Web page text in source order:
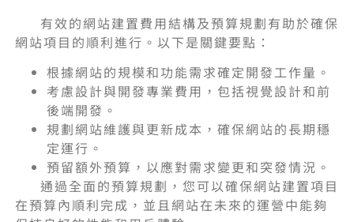
有效的網站建置費用結構及預算規劃有助於確保
網站項目的順利進行。以下是關鍵要點：
根據網站的規模和功能需求確定開發工作量。
考慮設計與開發專業費用，包括視覺設計和前
後端開發。
規劃網站維護與更新成本，確保網站的長期穩
定運行。
預留額外預算，以應對需求變更和突發情況。
通過全面的預算規劃，您可以確保網站建置項目
在預算內順利完成，並且網站在未來的運營中能夠